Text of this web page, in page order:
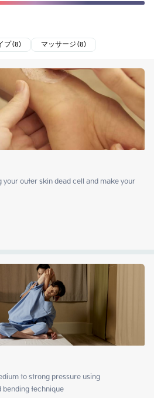
プ (8) マッサージ (8)
outer skin dead cell and make your
to strong pressure using
technique